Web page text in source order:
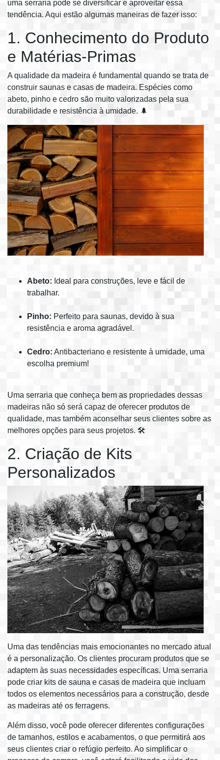
uma serraria pode se diversificar e aproveitar essa
tendência. Aqui estão algumas maneiras de fazer isso:
1. Conhecimento do Produto
e Matérias-Primas
A qualidade da madeira é fundamental quando se trata de
construir saunas e casas de madeira. Espécies como
abeto, pinho e cedro são muito valorizadas pela sua
durabilidade e resistência à umidade. 🌲
Abeto: Ideal para construções, leve e fácil de
trabalhar.
Pinho: Perfeito para saunas, devido à sua
resistência e aroma agradável.
Cedro: Antibacteriano e resistente à umidade, uma
escolha premium!
Uma serraria que conheça bem as propriedades dessas
madeiras não só será capaz de oferecer produtos de
qualidade, mas também aconselhar seus clientes sobre as
melhores opções para seus projetos. 🛠️
2. Criação de Kits
Personalizados
Uma das tendências mais emocionantes no mercado atual
é a personalização. Os clientes procuram produtos que se
adaptem às suas necessidades específicas. Uma serraria
pode criar kits de sauna e casas de madeira que incluam
todos os elementos necessários para a construção, desde
as madeiras até os ferragens.
Além disso, você pode oferecer diferentes configurações
de tamanhos, estilos e acabamentos, o que permitirá aos
seus clientes criar o refúgio perfeito. Ao simplificar o